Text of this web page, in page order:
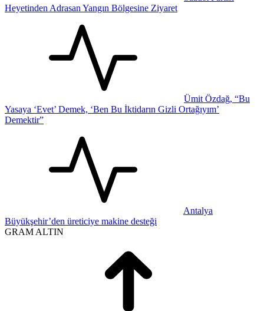
Heyetinden Adrasan Yangın Bölgesine Ziyaret
Ümit Özdağ, “Bu
Yasaya ‘Evet’ Demek, ‘Ben Bu İktidarın Gizli Ortağıyım’
Demektir”
Antalya
Büyükşehir’den üreticiye makine desteği
GRAM ALTIN